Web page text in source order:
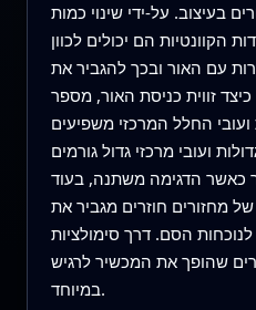
בעיצוב. על‑ידי שינוי כמות
הקוונטיות הם יכולים לכוון
עם האור ובכך להגביר את
זווית כניסת האור, מספר
החלל המרכזי משפיעים
ועובי מרכזי גדול גורמים
כאשר הדגימה משתנה, בעוד
מחזורים חוזרים מגביר את
הסם. דרך סימולציות
שהופך את המכשיר לרגיש
במיוחד.